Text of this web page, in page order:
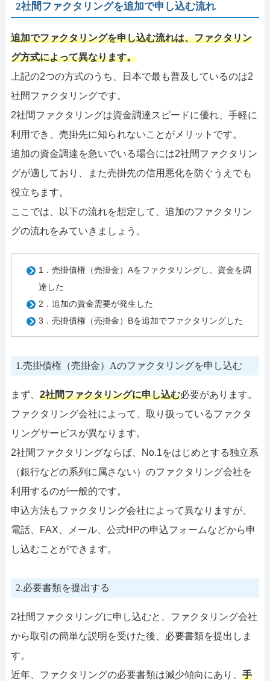
2社間ファクタリングを追加で申し込む流れ
追加でファクタリングを申し込む流れは、ファクタリン
グ方式によって異なります。
上記の2つの方式のうち、日本で最も普及しているのは2
社間ファクタリングです。
2社間ファクタリングは資金調達スピードに優れ、手軽に
利用でき、売掛先に知られないことがメリットです。
追加の資金調達を急いでいる場合には2社間ファクタリン
グが適しており、また売掛先の信用悪化を防ぐうえでも
役立ちます。
ここでは、以下の流れを想定して、追加のファクタリン
グの流れをみていきましょう。
1．売掛債権（売掛金）Aをファクタリングし、資金を調
達した
2．追加の資金需要が発生した
3．売掛債権（売掛金）Bを追加でファクタリングした
1.売掛債権（売掛金）Aのファクタリングを申し込む
まず、 2社間ファクタリングに申し込む必要があります。
ファクタリング会社によって、取り扱っているファクタ
リングサービスが異なります。
2社間ファクタリングならば、No.1をはじめとする独立系
（銀行などの系列に属さない）のファクタリング会社を
利用するのが一般的です。
申込方法もファクタリング会社によって異なりますが、
電話、FAX、メール、公式HPの申込フォームなどから申
し込むことができます。
2.必要書類を提出する
2社間ファクタリングに申し込むと、ファクタリング会社
から取引の簡単な説明を受けた後、必要書類を提出しま
す。
近年、ファクタリングの必要書類は減少傾向にあり、 手